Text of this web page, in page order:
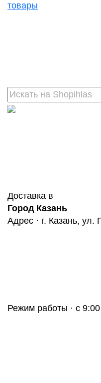
товары
Доставка в
Город Казань
Адрес · г. Казань,
Режим работы · с